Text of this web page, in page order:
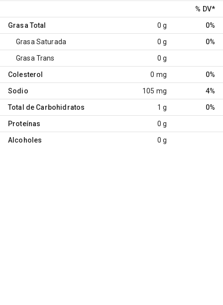
% DV*
Grasa Total 0 g 0%
Grasa Saturada 0 g 0%
Grasa Trans 0 g
Colesterol 0 mg 0%
Sodio 105 mg 4%
Total de Carbohidratos 1 g 0%
Proteínas 0 g
Alcoholes 0 g